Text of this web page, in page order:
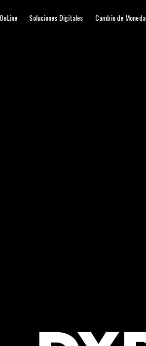
Soluciones Digitales Cambio de Moneda